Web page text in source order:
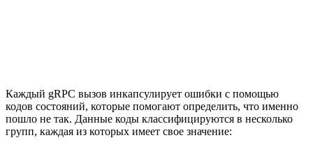
Каждый gRPC вызов инкапсулирует ошибки с помощью
кодов состояний, которые помогают определить, что именно
пошло не так. Данные коды классифицируются в несколько
групп, каждая из которых имеет свое значение: